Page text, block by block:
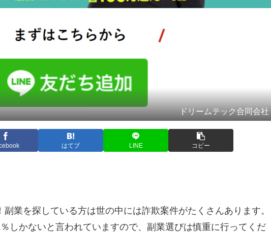
ドリームテック合同会社
はてブ LINE コピー
業を探している方は世の中には詐欺案件がたくさんあります。
しかないと言われていますので、副業選びは慎重に行ってくだ